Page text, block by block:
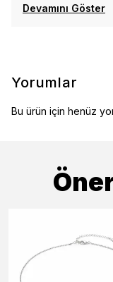
Devamını Göster
Yorumlar
Bu ürün için henüz